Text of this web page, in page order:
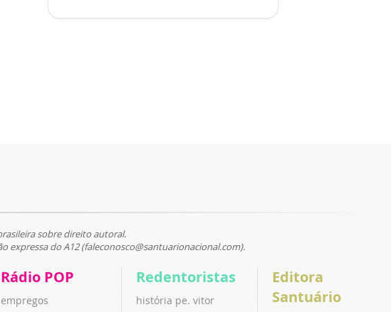
sobre direito autoral.
do A12 (faleconosco@santuarionacional.com).
Rádio POP
empregos
Redentoristas
história pe. vitor
Editora
Santuário